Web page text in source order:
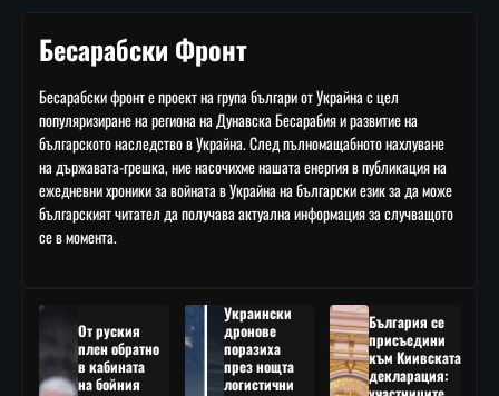
Бесарабски Фронт
Бесарабски фронт е проект на група българи от Украйна с цел
популяризиране на региона на Дунавска Бесарабия и развитие на
българското наследство в Украйна. След пълномащабното нахлуване
на държавата-грешка, ние насочихме нашата енергия в публикация на
ежедневни хроники за войната в Украйна на български език за да може
българският читател да получава актуална информация за случващото
се в момента.
От руския
плен обратно
в кабината
на бойния
Украински
дронове
поразиха
през нощта
логистични
България се
присъедини
към Киивската
декларация: